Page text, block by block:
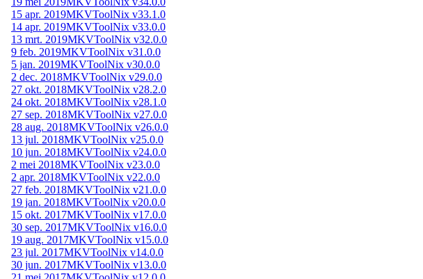
15 apr. 2019MKVToolNix v33.1.0
14 apr. 2019MKVToolNix v33.0.0
13 mrt. 2019MKVToolNix v32.0.0
9 feb. 2019MKVToolNix v31.0.0
5 jan. 2019MKVToolNix v30.0.0
2 dec. 2018MKVToolNix v29.0.0
27 okt. 2018MKVToolNix v28.2.0
24 okt. 2018MKVToolNix v28.1.0
27 sep. 2018MKVToolNix v27.0.0
28 aug. 2018MKVToolNix v26.0.0
13 jul. 2018MKVToolNix v25.0.0
10 jun. 2018MKVToolNix v24.0.0
2 mei 2018MKVToolNix v23.0.0
2 apr. 2018MKVToolNix v22.0.0
27 feb. 2018MKVToolNix v21.0.0
19 jan. 2018MKVToolNix v20.0.0
15 okt. 2017MKVToolNix v17.0.0
30 sep. 2017MKVToolNix v16.0.0
19 aug. 2017MKVToolNix v15.0.0
23 jul. 2017MKVToolNix v14.0.0
30 jun. 2017MKVToolNix v13.0.0